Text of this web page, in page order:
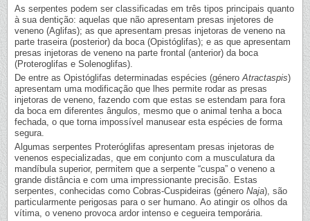
As serpentes podem ser classificadas em três tipos principais quanto
à sua dentição: aquelas que não apresentam presas injetores de
veneno (Aglifas); as que apresentam presas injetoras de veneno na
parte traseira (posterior) da boca (Opistóglifas); e as que apresentam
presas injetoras de veneno na parte frontal (anterior) da boca
(Proteroglifas e Solenoglifas).
De entre as Opistóglifas determinadas espécies (géneroAtractaspis)
apresentam uma modificação que lhes permite rodar as presas
injetoras de veneno, fazendo com que estas se estendam para fora
da boca em diferentes ângulos, mesmo que o animal tenha a boca
fechada, o que torna impossível manusear esta espécies de forma
segura.
Algumas serpentes Proteróglifas apresentam presas injetoras de
venenos especializadas, que em conjunto com a musculatura da
mandíbula superior, permitem que a serpente “cuspa” o veneno a
grande distância e com uma impressionante precisão. Estas
serpentes, conhecidas como Cobras-Cuspideiras (género Naja), são
particularmente perigosas para o ser humano. Ao atingir os olhos da
vítima, o veneno provoca ardor intenso e cegueira temporária.